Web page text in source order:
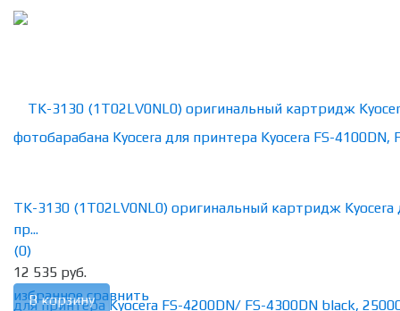
избранное сравнить
TK-3130 (1T02LV0NL0) оригинальный картридж Kyocera
пр...
(0)
12 535 руб.
В корзину